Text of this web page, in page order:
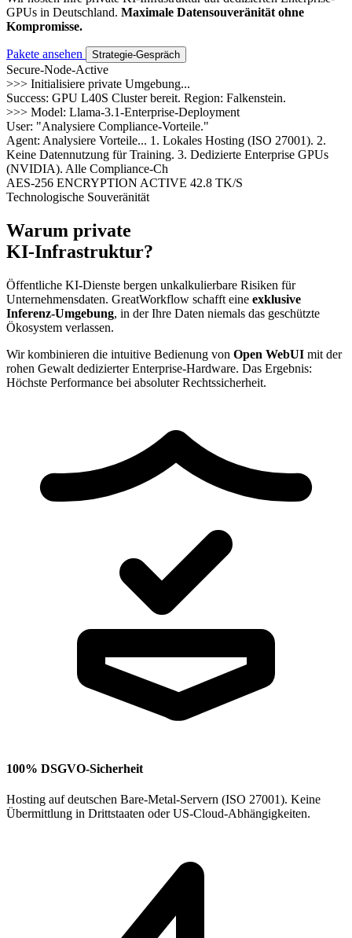
GPUs in Deutschland. Maximale Datensouveränität ohne
Kompromisse.
Pakete ansehen Strategie-Gespräch
Secure-Node-Active
>>> Initialisiere private Umgebung...
Success: GPU L40S Cluster bereit. Region: Falkenstein.
>>> Model: Llama-3.1-Enterprise-Deployment
User: "Analysiere Compliance-Vorteile."
Agent: Analysiere Vorteile... 1. Lokales Hosting (ISO 27001). 2.
Keine Datennutzung für Training. 3. Dedizierte Enterprise GPUs
(NVIDIA). Alle Compliance-Checks erfolgreich abgesch
AES-256 ENCRYPTION ACTIVE 42.8 TK/S
Technologische Souveränität
Warum private
KI-Infrastruktur?
Öffentliche KI-Dienste bergen unkalkulierbare Risiken für
Unternehmensdaten. GreatWorkflow schafft eine exklusive
Inferenz-Umgebung, in der Ihre Daten niemals das geschützte
Ökosystem verlassen.
Wir kombinieren die intuitive Bedienung von Open WebUI mit der
rohen Gewalt dedizierter Enterprise-Hardware. Das Ergebnis:
Höchste Performance bei absoluter Rechtssicherheit.
100% DSGVO-Sicherheit
Hosting auf deutschen Bare-Metal-Servern (ISO 27001). Keine
Übermittlung in Drittstaaten oder US-Cloud-Abhängigkeiten.